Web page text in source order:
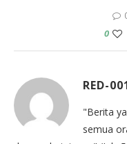
0
RED-
"Berita
semua